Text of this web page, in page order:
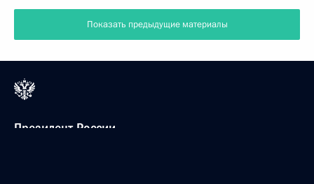
Показать предыдущие материалы
Президент России